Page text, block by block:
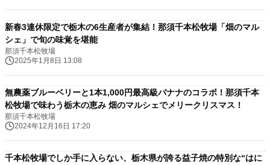
新春3連休限定で栃木の6生産者が集結！那須千本松牧場「畑のマル
シェ」で旬の味覚を堪能
那須千本松牧場
2025年1月8日 13:08
無農薬ブルーベリーと1本1,000円最高級バナナのコラボ！那須千本
松牧場で味わう栃木の恵み 畑のマルシェでメリークリスマス！
那須千本松牧場
2024年12月16日 17:20
千本松牧場でしか手に入らない、栃木県が誇る益子焼の特別な“はに